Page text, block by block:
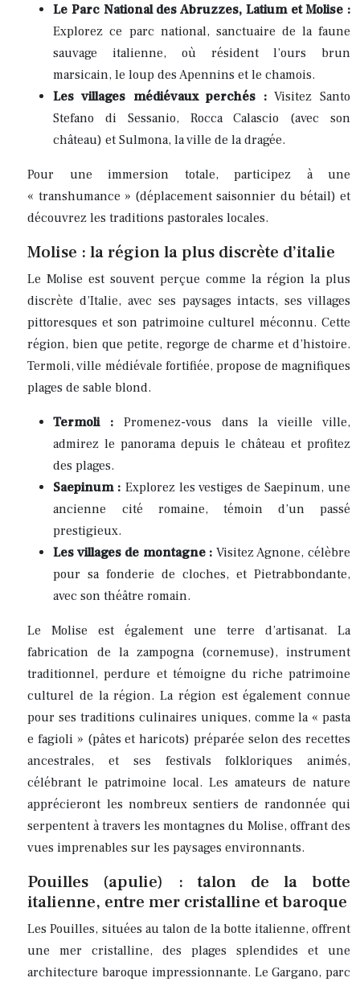
Le Parc National des Abruzzes, Latium et Molise :
Explorez ce parc national, sanctuaire de la faune
sauvage italienne, où résident l’ours brun
marsicain, le loup des Apennins et le chamois.
Les villages médiévaux perchés :Visitez Santo
Stefano di Sessanio, Rocca Calascio (avec son
château) et Sulmona, la ville de la dragée.
Pour une immersion totale, participez à une
« transhumance » (déplacement saisonnier du bétail) et
découvrez les traditions pastorales locales.
Molise : la région la plus discrète d’italie
Le Molise est souvent perçue comme la région la plus
discrète d’Italie, avec ses paysages intacts, ses villages
pittoresques et son patrimoine culturel méconnu. Cette
région, bien que petite, regorge de charme et d’histoire.
Termoli, ville médiévale fortifiée, propose de magnifiques
plages de sable blond.
Termoli : Promenez-vous dans la vieille ville,
admirez le panorama depuis le château et profitez
des plages.
Saepinum : Explorez les vestiges de Saepinum, une
ancienne cité romaine, témoin d’un passé
prestigieux.
Les villages de montagne : Visitez Agnone, célèbre
pour sa fonderie de cloches, et Pietrabbondante,
avec son théâtre romain.
Le Molise est également une terre d’artisanat. La
fabrication de la zampogna (cornemuse), instrument
traditionnel, perdure et témoigne du riche patrimoine
culturel de la région. La région est également connue
pour ses traditions culinaires uniques, comme la « pasta
e fagioli » (pâtes et haricots) préparée selon des recettes
ancestrales, et ses festivals folkloriques animés,
célébrant le patrimoine local. Les amateurs de nature
apprécieront les nombreux sentiers de randonnée qui
serpentent à travers les montagnes du Molise, offrant des
vues imprenables sur les paysages environnants.
Pouilles (apulie) : talon de la botte
italienne, entre mer cristalline et baroque
Les Pouilles, situées au talon de la botte italienne, offrent
une mer cristalline, des plages splendides et une
architecture baroque impressionnante. Le Gargano, parc